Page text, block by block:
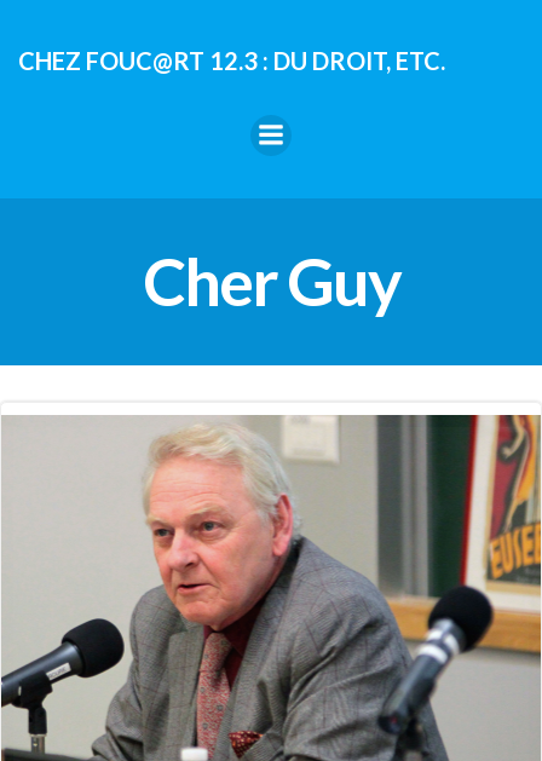
contenu
CHEZ FOUC@RT 12.3 : DU DROIT, ETC.
Cher Guy